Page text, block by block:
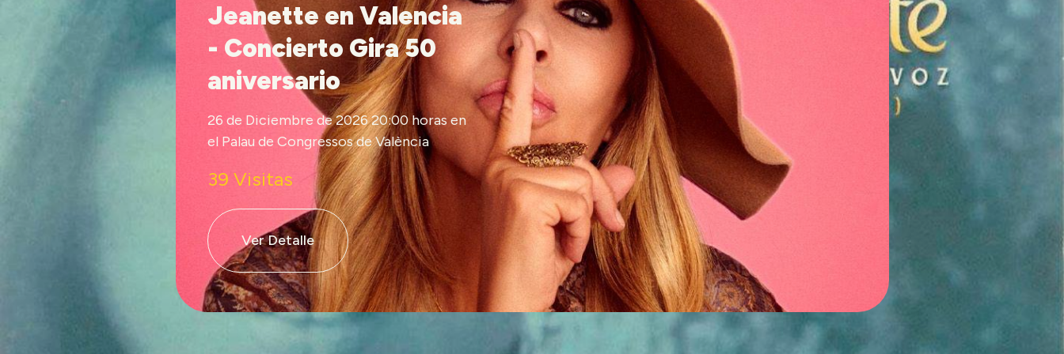
Jeanette en Valencia
- Concierto Gira 50
aniversario
26 de Diciembre de 2026 20:00 horas en
el Palau de Congressos de València
39 Visitas
Ver Detalle